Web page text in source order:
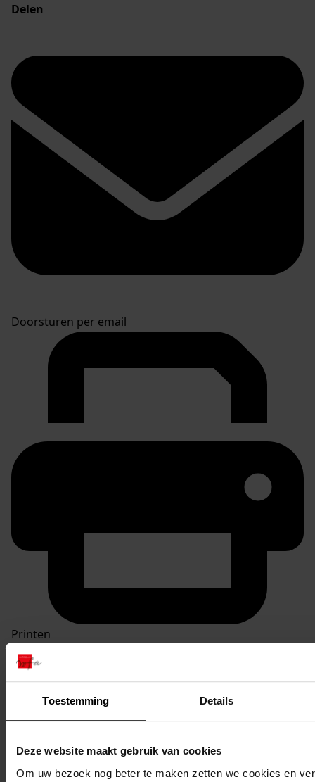
Toestemming Details
Deze website maakt gebruik van cookies
Om uw bezoek nog beter te maken zetten we cookies en
Delen
Doorsturen per email
Printen
duurzaam webadres
inv. nrs. 1001-1100